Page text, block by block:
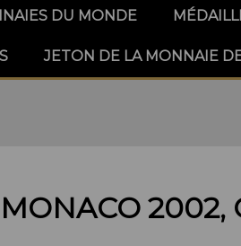
DU MONDE
JETON DE LA MONNAIE
2002,